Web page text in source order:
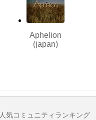
Aphelion
(japan)
人気コミュニティランキング